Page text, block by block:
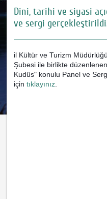
Dini, tarihi ve siyasi
ve sergi
il Kültür ve Turizm
Şubesi ile birlikte
Kudüs" konulu Panel ve
içintıklayınız